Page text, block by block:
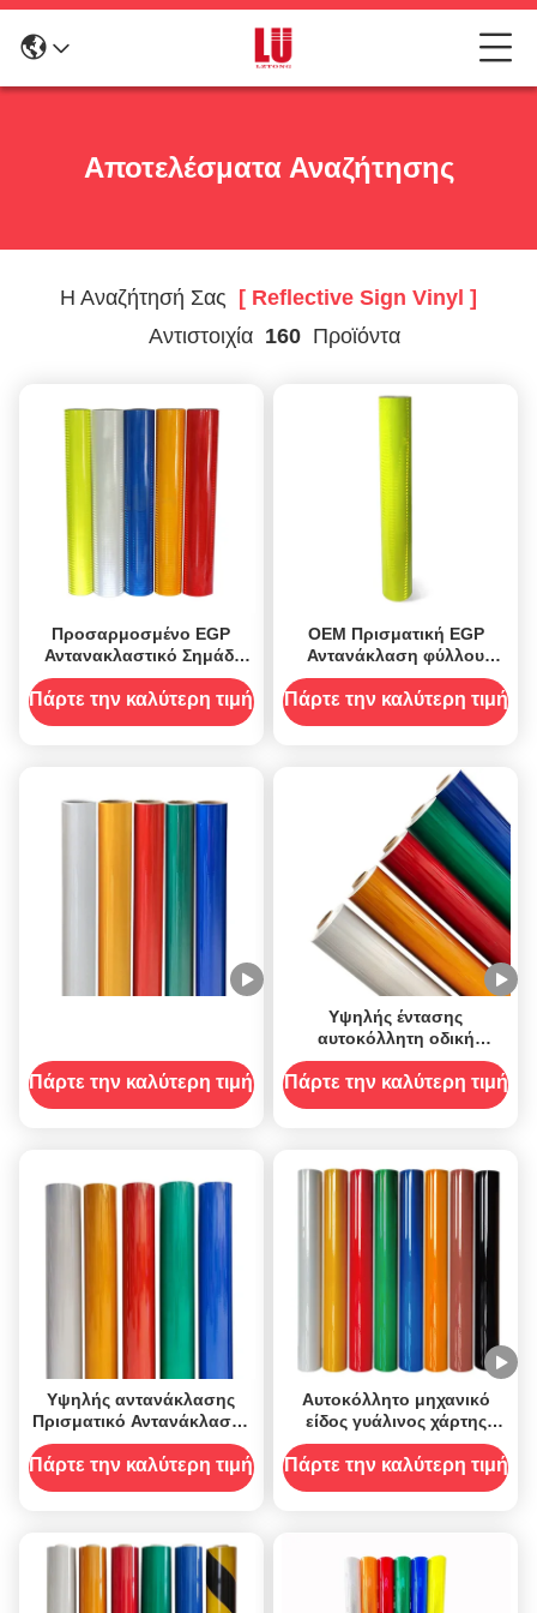
Αποτελέσματα Αναζήτησης
Η Αναζήτησή Σας [ Reflective Sign Vinyl ]
Αντιστοιχία 160Προϊόντα
Προσαρμοσμένο EGP
Αντανακλαστικό Σημάδι
Βινύλιο φύλλα κυλίνδρους
μικροπρισματικό
Πάρτε την καλύτερη τιμή
OEM Πρισματική EGP
Αντανάκλαση φύλλου
Βινύλιο ρόλους για την
ασφάλεια σήμα
Πάρτε την καλύτερη τιμή
Πάρτε την καλύτερη τιμή
Υψηλής έντασης
αυτοκόλλητη οδική
πινακίδα αντανακλαστικό
φύλλο βινύλιο για την
ασφάλεια στο εξωτερικό τη
Πάρτε την καλύτερη τιμή
Υψηλής αντανάκλασης
Πρισματικό Αντανάκλαστο
φύλλο Βινύλιο για Σημάδια
Ασφάλειας Οδικών
Πάρτε την καλύτερη τιμή
Αυτοκόλλητο μηχανικό
είδος γυάλινος χάρτης
αντανακλαστικό σήμα
αυτοκόλλητο βινυλικό
Πάρτε την καλύτερη τιμή